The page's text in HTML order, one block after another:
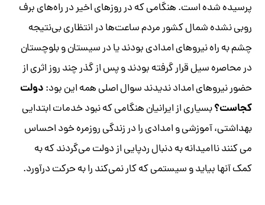
پرسیده شده است. هنگامی که در روزهای اخیر در راه‌های برف
روبی نشده شمال کشور مردم ساعت‌ها در انتظاری بی‌نتیجه
چشم به راه نیروهای امدادی بودند یا در سیستان و بلوچستان
در محاصره سیل قرار گرفته بودند و پس از گذر چند روز اثری از
حضور نیروهای امداد ندیدند سوال اصلی همه این بود:دولت
کجاست؟بسیاری از ایرانیان هنگامی که نبود خدمات ابتدایی
بهداشتی، آموزشی و امدادی را در زندگی روزمره خود احساس
می کنند ناامیدانه به دنبال ردپایی از دولت می‌گردند که به
کمک آنها بیاید و سیستمی که کار نمی‌کند را به حرکت درآورد.